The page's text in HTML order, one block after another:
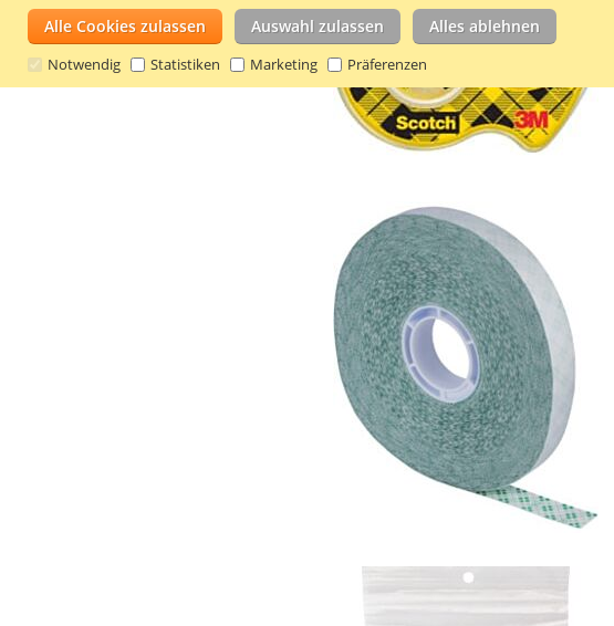
Alle Cookies zulassen Auswahl zulassen Alles ablehnen
Notwendig Statistiken Marketing Präferenzen